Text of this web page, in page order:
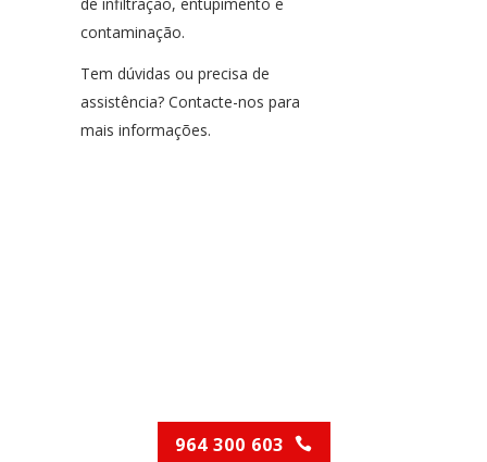
de infiltração, entupimento e
contaminação.
Tem dúvidas ou precisa de
assistência? Contacte-nos para
mais informações.
964 300 603